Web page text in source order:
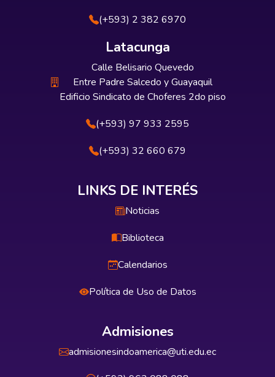
(+593) 2 382 6970
Latacunga
Calle Belisario Quevedo
Entre Padre Salcedo y Guayaquil
Edificio Sindicato de Choferes 2do piso
(+593) 97 933 2595
(+593) 32 660 679
LINKS DE INTERÉS
Noticias
Biblioteca
Calendarios
Política de Uso de Datos
Admisiones
admisionesindoamerica@uti.edu.ec